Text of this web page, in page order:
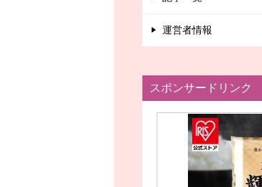
運営者情報
スポンサードリンク